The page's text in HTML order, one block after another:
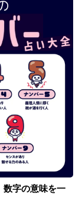
数字の意味を一